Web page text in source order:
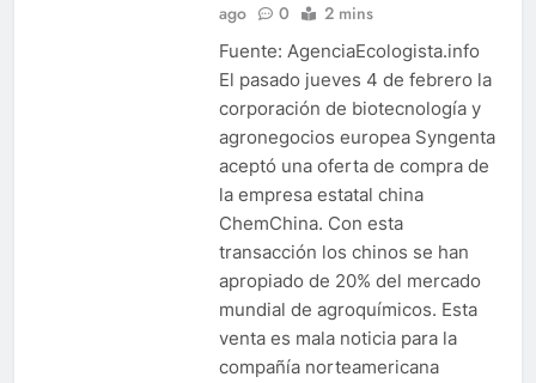
ago
0 2 mins
Fuente: AgenciaEcologista.info
El pasado jueves 4 de febrero la
corporación de biotecnología y
agronegocios europea Syngenta
aceptó una oferta de compra de
la empresa estatal china
ChemChina. Con esta
transacción los chinos se han
apropiado de 20% del mercado
mundial de agroquímicos. Esta
venta es mala noticia para la
compañía norteamericana